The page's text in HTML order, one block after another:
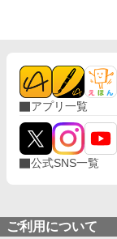
アプリ一覧
公式SNS一覧
ご利用について